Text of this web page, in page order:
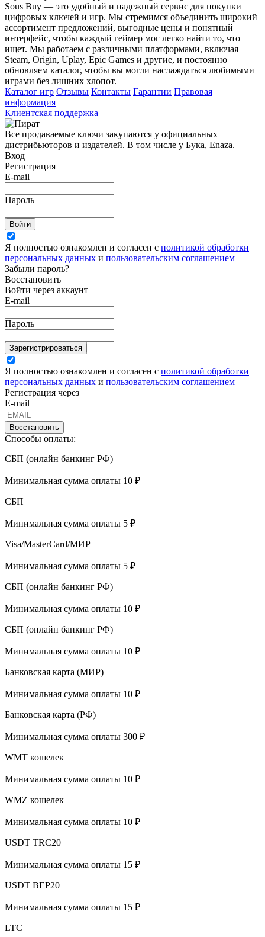
Sous Buy — это удобный и надежный сервис для покупки
цифровых ключей и игр. Мы стремимся объединить широкий
ассортимент предложений, выгодные цены и понятный
интерфейс, чтобы каждый геймер мог легко найти то, что
ищет. Мы работаем с различными платформами, включая
Steam, Origin, Uplay, Epic Games и другие, и постоянно
обновляем каталог, чтобы вы могли наслаждаться любимыми
играми без лишних хлопот.
Каталог игр Отзывы Контакты Гарантии Правовая
информация
Клиентская поддержка
Все продаваемые ключи закупаются у официальных
дистрибьюторов и издателей. В том числе у Бука, Enaza.
Вход
Регистрация
E-mail
Пароль
Войти
Я полностью ознакомлен и согласен с политикой обработки
персональных данных и пользовательским соглашением
Забыли пароль?
Восстановить
Войти через аккаунт
E-mail
Пароль
Зарегистрироваться
Я полностью ознакомлен и согласен с политикой обработки
персональных данных и пользовательским соглашением
Регистрация через
E-mail
Восстановить
Способы оплаты:
СБП (онлайн банкинг РФ)
Минимальная сумма оплаты 10 ₽
СБП
Минимальная сумма оплаты 5 ₽
Visa/MasterCard/МИР
Минимальная сумма оплаты 5 ₽
СБП (онлайн банкинг РФ)
Минимальная сумма оплаты 10 ₽
СБП (онлайн банкинг РФ)
Минимальная сумма оплаты 10 ₽
Банковская карта (МИР)
Минимальная сумма оплаты 10 ₽
Банковская карта (РФ)
Минимальная сумма оплаты 300 ₽
WMT кошелек
Минимальная сумма оплаты 10 ₽
WMZ кошелек
Минимальная сумма оплаты 10 ₽
USDT TRC20
Минимальная сумма оплаты 15 ₽
USDT BEP20
Минимальная сумма оплаты 15 ₽
LTC